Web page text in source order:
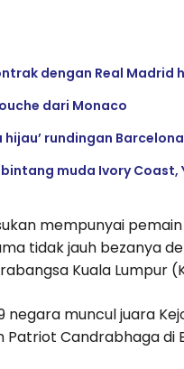
dengan Real Madrid
dari Monaco
hijau’ rundingan
muda Ivory Coast,
mempunyai
tidak jauh bezanya
Kuala Lumpur
negara muncul juara
Patriot Candrabhaga di